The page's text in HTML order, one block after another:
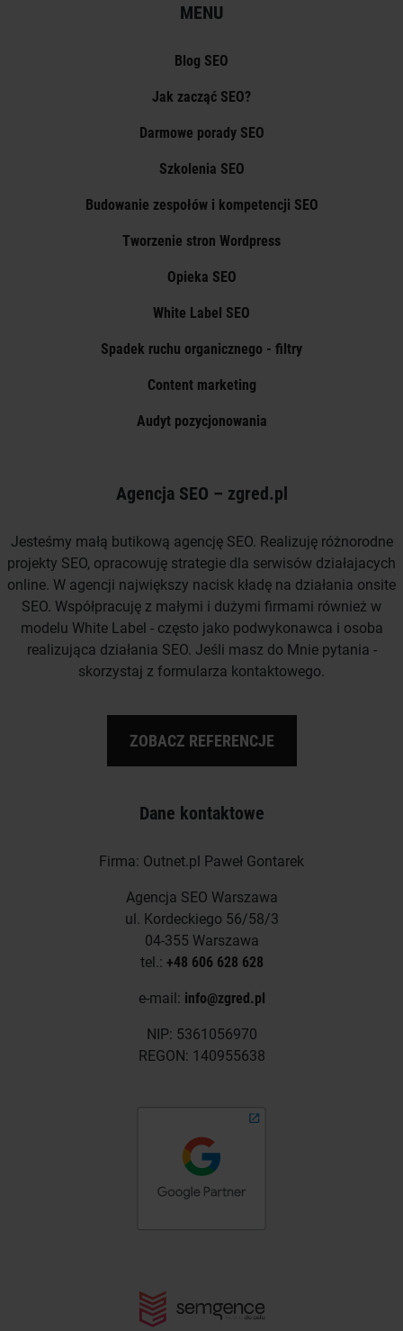
MENU
Blog SEO
Jak zacząć SEO?
Darmowe porady SEO
Szkolenia SEO
Budowanie zespołów i kompetencji SEO
Tworzenie stron Wordpress
Opieka SEO
White Label SEO
Spadek ruchu organicznego - filtry
Content marketing
Audyt pozycjonowania
Agencja SEO – zgred.pl
Jesteśmy małą butikową agencję SEO. Realizuję różnorodne
projekty SEO, opracowuję strategie dla serwisów działajacych
online. W agencji największy nacisk kładę na działania onsite
SEO. Współpracuję z małymi i dużymi firmami również w
modelu White Label - często jako podwykonawca i osoba
realizująca działania SEO. Jeśli masz do Mnie pytania -
skorzystaj z formularza kontaktowego.
ZOBACZ REFERENCJE
Dane kontaktowe
Firma: Outnet.pl Paweł Gontarek
Agencja SEO Warszawa
ul. Kordeckiego 56/58/3
04-355 Warszawa
tel.: +48 606 628 628
e-mail: info@zgred.pl
NIP: 5361056970
REGON: 140955638